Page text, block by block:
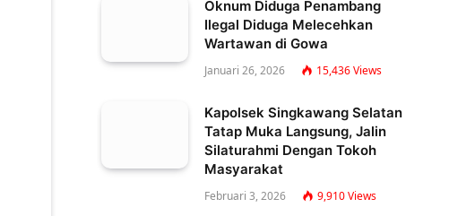
Oknum Diduga Penambang
Ilegal Diduga Melecehkan
Wartawan di Gowa
Januari 26, 2026 15,436Views
Kapolsek Singkawang Selatan
Tatap Muka Langsung, Jalin
Silaturahmi Dengan Tokoh
Masyarakat
Februari 3, 2026 9,910Views